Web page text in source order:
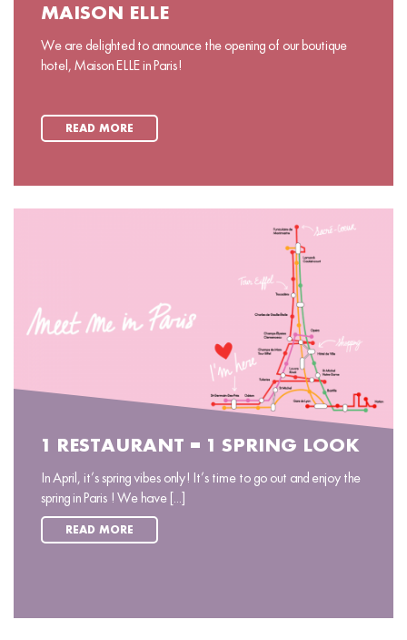
MAISON ELLE
We are delighted to announce the opening of our boutique
hotel, Maison ELLE in Paris!
READ MORE
1 RESTAURANT = 1 SPRING LOOK
In April, it’s spring vibes only! It’s time to go out and enjoy the
spring in Paris ! We have [...]
READ MORE